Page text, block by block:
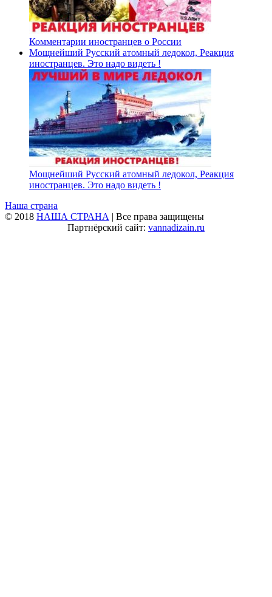
Комментарии иностранцев о России
Мощнейший Русский атомный ледокол, Реакция
иностранцев. Это надо видеть !
Мощнейший Русский атомный ледокол, Реакция
иностранцев. Это надо видеть !
Наша страна
© 2018 НАША СТРАНА | Все права защищены
Партнёрский сайт: vannadizain.ru